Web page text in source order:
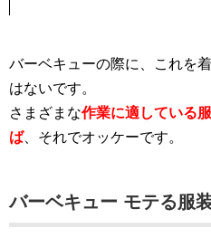
バーベキューの際に、これを
はないです。
さまざまな作業に適している
ば、それでオッケーです。
バーベキュー モテる服